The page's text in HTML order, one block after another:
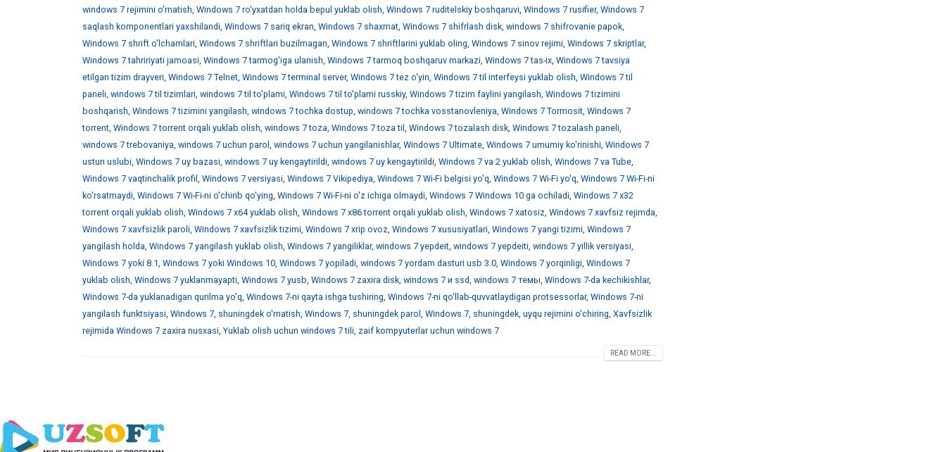
windows 7 rejimini o'rnatish, Windows 7 ro'yxatdan holda bepul yuklab olish, Windows 7 ruditelskiy boshqaruvi, Windows 7 rusifier, Windows 7
saqlash komponentlari yaxshilandi, Windows 7 sariq ekran, Windows 7 shaxmat, Windows 7 shifrlash disk, windows 7 shifrovanie papok,
Windows 7 shrift o'lchamlari, Windows 7 shriftlari buzilmagan, Windows 7 shriftlarini yuklab oling, Windows 7 sinov rejimi, Windows 7 skriptlar,
Windows 7 tahririyati jamoasi, Windows 7 tarmog'iga ulanish, Windows 7 tarmoq boshqaruv markazi, Windows 7 tas-ix, Windows 7 tavsiya
etilgan tizim drayveri, Windows 7 Telnet, Windows 7 terminal server, Windows 7 tez o'yin, Windows 7 til interfeysi yuklab olish, Windows 7 til
paneli, windows 7 til tizimlari, windows 7 til to'plami, Windows 7 til to'plami russkiy, Windows 7 tizim faylini yangilash, Windows 7 tizimini
boshqarish, Windows 7 tizimini yangilash, windows 7 tochka dostup, windows 7 tochka vosstanovleniya, Windows 7 Tormosit, Windows 7
torrent, Windows 7 torrent orqali yuklab olish, windows 7 toza, Windows 7 toza til , Windows 7 tozalash disk, Windows 7 tozalash paneli,
windows 7 trebovaniya, windows 7 uchun parol , windows 7 uchun yangilanishlar, Windows 7 Ultimate, Windows 7 umumiy ko'rinishi, Windows 7
ustun uslubi, Windows 7 uy bazasi, windows 7 uy kengaytirildi, windows 7 uy kengaytirildi, Windows 7 va 2 yuklab olish, Windows 7 va Tube,
Windows 7 vaqtinchalik profil , Windows 7 versiyasi, Windows 7 Vikipediya, Windows 7 Wi-Fi belgisi yo'q, Windows 7 Wi-Fi yo'q, Windows 7 Wi-Fi-ni
ko'rsatmaydi, Windows 7 Wi-Fi-ni o'chirib qo'ying, Windows 7 Wi-Fi-ni o'z ichiga olmaydi, Windows 7 Windows 10 ga ochiladi, Windows 7 x32
torrent orqali yuklab olish, Windows 7 x64 yuklab olish, Windows 7 x86 torrent orqali yuklab olish, Windows 7 xatosiz, Windows 7 xavfsiz rejimda,
Windows 7 xavfsizlik paroli, Windows 7 xavfsizlik tizimi, Windows 7 xrip ovoz, Windows 7 xususiyatlari, Windows 7 yangi tizimi, Windows 7
yangilash holda, Windows 7 yangilash yuklab olish, Windows 7 yangiliklar, windows 7 yepdeit, windows 7 yepdeiti, windows 7 yillik versiyasi,
Windows 7 yoki 8.1, Windows 7 yoki Windows 10, Windows 7 yopiladi, windows 7 yordam dasturi usb 3.0, Windows 7 yorqinligi, Windows 7
yuklab olish, Windows 7 yuklanmayapti, Windows 7 yusb, Windows 7 zaxira disk, windows 7 и ssd, windows 7 темы, Windows 7-da kechikishlar,
Windows 7-da yuklanadigan qurilma yo'q, Windows 7-ni qayta ishga tushiring, Windows 7-ni qo'llab-quvvatlaydigan protsessorlar, Windows 7-ni
yangilash funktsiyasi, Windows 7, shuningdek o'rnatish, Windows 7, shuningdek parol , Windows 7, shuningdek, uyqu rejimini o'chiring, Xavfsizlik
rejimida Windows 7 zaxira nusxasi, Yuklab olish uchun windows 7 tili, zaif kompyuterlar uchun windows 7
READ MORE...